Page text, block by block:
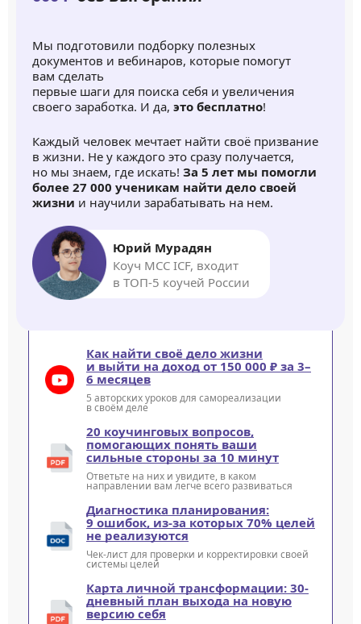
Мы подготовили подборку полезных
документов и вебинаров, которые помогут
вам сделать
первые шаги для поиска себя и увеличения
своего заработка. И да, это бесплатно!
Каждый человек мечтает найти своё призвание
в жизни. Не у каждого это сразу получается,
но мы знаем, где искать! За 5 лет мы помогли
более 27 000 ученикам найти дело своей
жизни и научили зарабатывать на нем.
Юрий Мурадян
Коуч MCC ICF, входит
в ТОП-5 коучей России
Как найти своё дело жизни
и выйти на доход от 150 000 ₽ за 3–
6 месяцев
5 авторских уроков для самореализации
в своём деле
20 коучинговых вопросов,
помогающих понять ваши
сильные стороны за 10 минут
Ответьте на них и увидите, в каком
направлении вам легче всего развиваться
Диагностика планирования:
9 ошибок, из-за которых 70% целей
не реализуются
Чек-лист для проверки и корректировки своей
системы целей
Карта личной трансформации: 30-
дневный план выхода на новую
версию себя